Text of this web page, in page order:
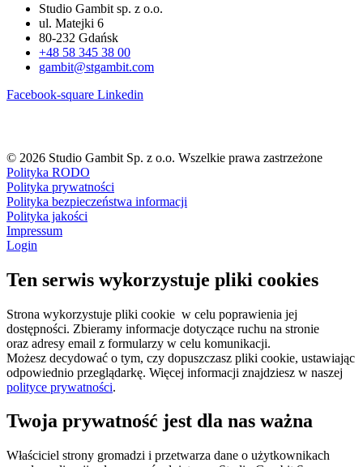
Studio Gambit sp. z o.o.
ul. Matejki 6
80-232 Gdańsk
+48 58 345 38 00
gambit@stgambit.com
Facebook-square Linkedin
© 2026 Studio Gambit Sp. z o.o. Wszelkie prawa zastrzeżone
Polityka RODO
Polityka prywatności
Polityka bezpieczeństwa informacji
Polityka jakości
Impressum
Login
Ten serwis wykorzystuje pliki cookies
Strona wykorzystuje pliki cookie w celu poprawienia jej
dostępności. Zbieramy informacje dotyczące ruchu na stronie
oraz adresy email z formularzy w celu komunikacji.
Możesz decydować o tym, czy dopuszczasz pliki cookie, ustawiając
odpowiednio przeglądarkę. Więcej informacji znajdziesz w naszej
polityce prywatności.
Twoja prywatność jest dla nas ważna
Właściciel strony gromadzi i przetwarza dane o użytkownikach